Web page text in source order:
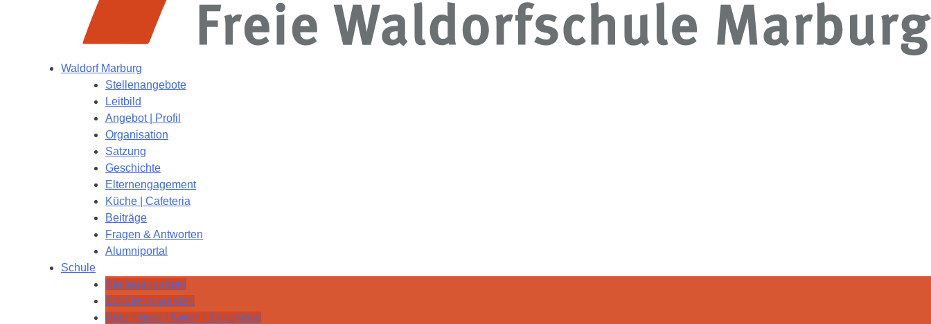
Waldorf Marburg
Stellenangebote
Leitbild
Angebot | Profil
Organisation
Satzung
Geschichte
Elternengagement
Küche | Cafeteria
Beiträge
Fragen & Antworten
Alumniportal
Schule
Stellenangebote
Schüler:in werden
Abschlüsse I Noten I Zeugnisse